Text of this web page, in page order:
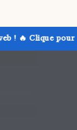
en savoir plus